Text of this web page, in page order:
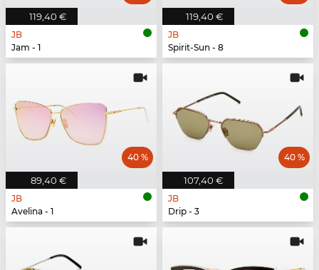
119,40 €
JB
Jam - 1
119,40 €
JB
Spirit-Sun - 8
89,40 €
40 %
JB
Avelina - 1
107,40 €
40 %
JB
Drip - 3